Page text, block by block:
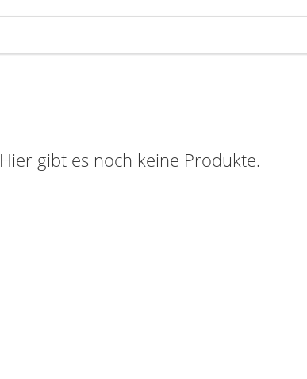
Hier gibt es noch keine Produkte.